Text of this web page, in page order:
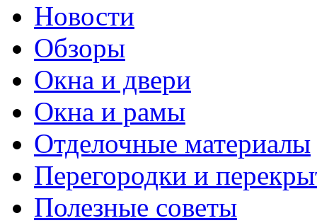
Новости
Обзоры
Окна и двери
Окна и рамы
Отделочные материалы
Перегородки и
Полезные советы